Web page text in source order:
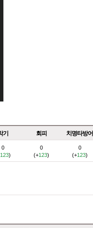
기 회피 치명타방어
0
123)
0
(+123)
0
(+123)